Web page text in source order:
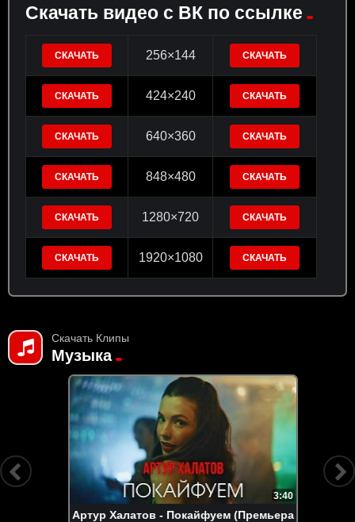
Скачать видео с ВК по ссылке
СКАЧАТЬ 256×144 СКАЧАТЬ
СКАЧАТЬ 424×240 СКАЧАТЬ
СКАЧАТЬ 640×360 СКАЧАТЬ
СКАЧАТЬ 848×480 СКАЧАТЬ
СКАЧАТЬ 1280×720 СКАЧАТЬ
СКАЧАТЬ 1920×1080 СКАЧАТЬ
Скачать Клипы
Музыка
3:40
Артур Халатов - Покайфуем (Премьера